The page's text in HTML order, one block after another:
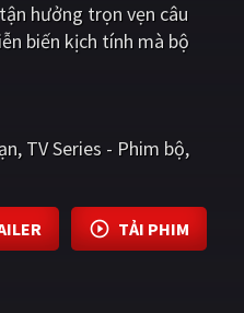
hưởng trọn vẹn câu
biến kịch tính mà bộ
TV Series - Phim bộ
TẢI PHIM